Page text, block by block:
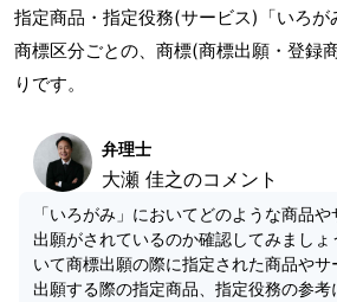
指定商品・指定役務(サービス)「いろが
商標区分ごとの、商標(商標出願・登録
りです。
弁理士
大瀬 佳之のコメント
「いろがみ」においてどのような商品
出願がされているのか確認してみまし
いて商標出願の際に指定された商品や
出願する際の指定商品、指定役務の参考